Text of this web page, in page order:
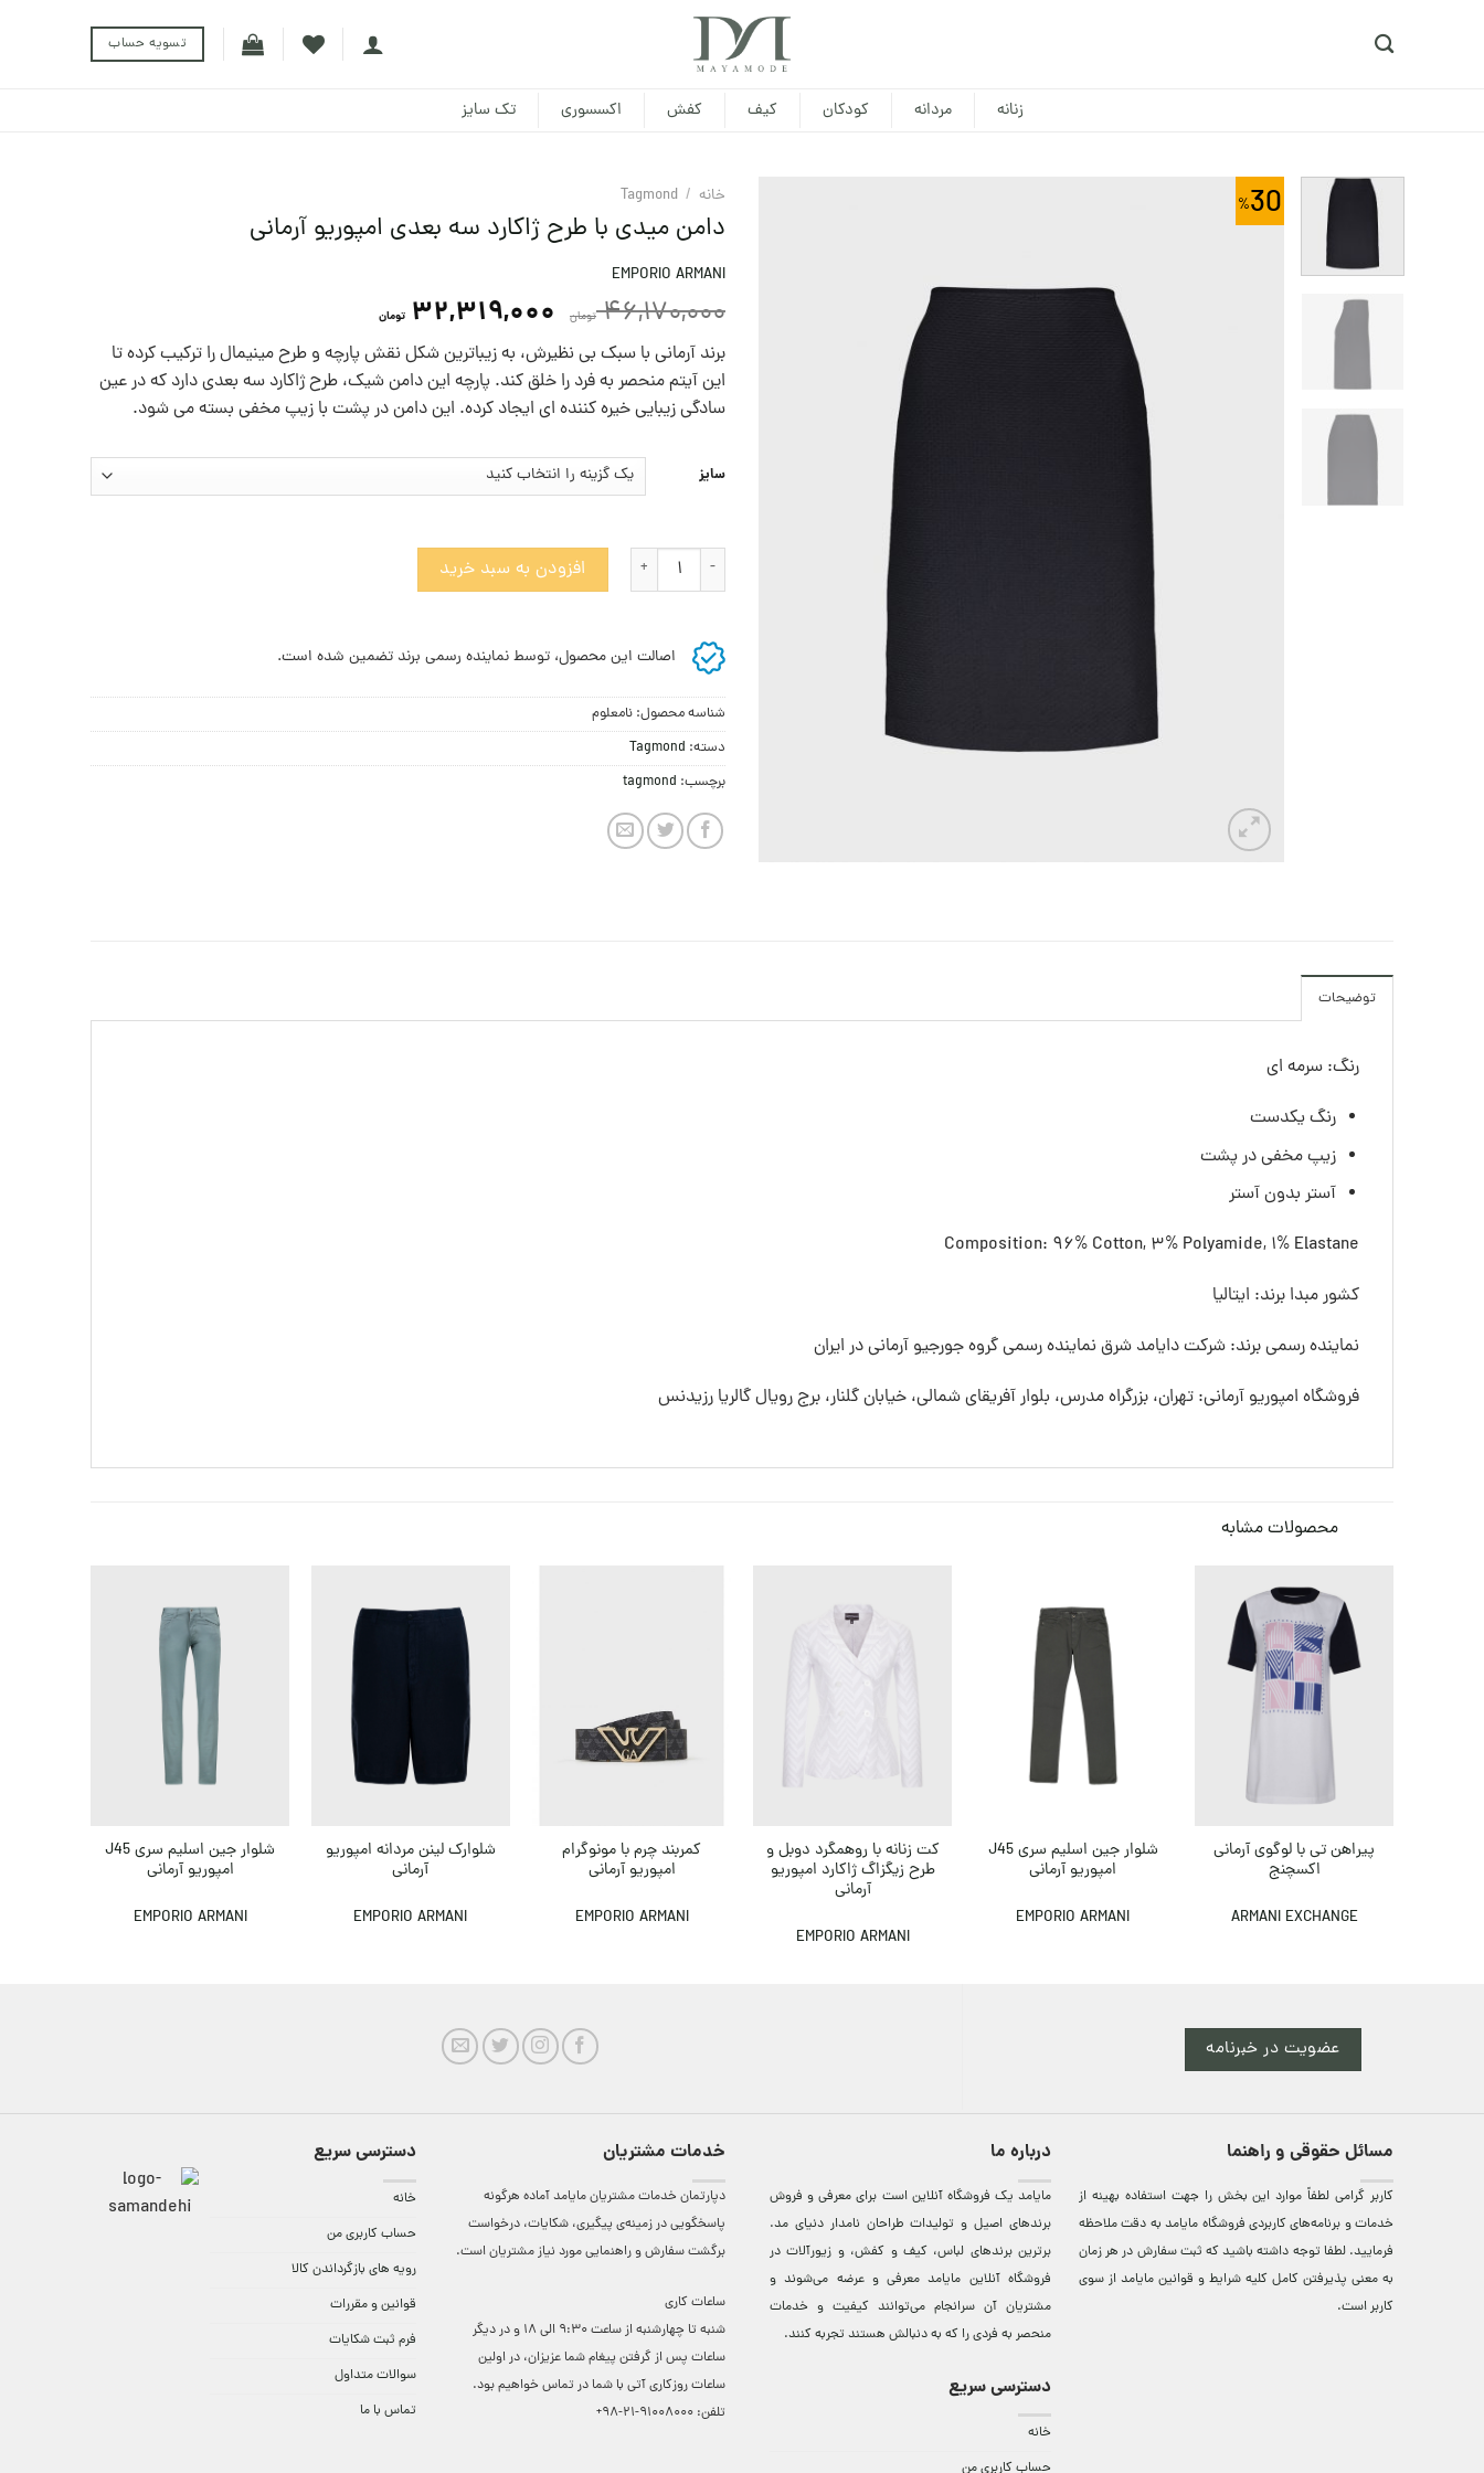
تسویه حساب
زنانه مردانه کودکان کیف کفش اکسسوری تک سایز
30 خانه /
Tagmond
دامن میدی با طرح ژاکارد سه بعدی امپوریو آرمانی
EMPORIO ARMANI
46,170,000 تومان 32,319,000 تومان
برند آرمانی با سبک بی نظیرش، به زیباترین شکل نقش پارچه و طرح مینیمال را ترکیب کرده تا
این آیتم منحصر به فرد را خلق کند. پارچه این دامن شیک، طرح ژاکارد سه بعدی دارد که در عین
سادگی زیبایی خیره کننده ای ایجاد کرده. این دامن در پشت با زیپ مخفی بسته می شود.
سایز
دامن میدی با طرح ژاکارد سه بعدی امپوریو آرمانی عدد
افزودن به سبد خرید
اصالت این محصول، توسط نماینده رسمی برند تضمین شده است.
شناسه محصول: نامعلوم
دسته: Tagmond
برچسب: tagmond
توضیحات
رنگ: سرمه ای
رنگ یکدست
زیپ مخفی در پشت
آستر بدون آستر
Composition: 96% Cotton, 3% Polyamide, 1% Elastane
کشور مبدا برند: ایتالیا
نماینده رسمی برند: شرکت دایامد شرق نماینده رسمی گروه جورجیو آرمانی در ایران
فروشگاه امپوریو آرمانی: تهران، بزرگراه مدرس، بلوار آفریقای شمالی، خیابان گلنار، برج رویال گالریا رزیدنس
محصولات مشابه
پیراهن تی با لوگوی آرمانی
اکسچنج
ARMANI EXCHANGE
شلوار جین اسلیم سری J45
امپوریو آرمانی
EMPORIO ARMANI
کت زنانه با روهمگرد دوبل و
طرح زیگزاگ ژاکارد امپوریو
آرمانی
EMPORIO ARMANI
کمربند چرم با مونوگرام
امپوریو آرمانی
EMPORIO ARMANI
شلوارک لینن مردانه امپوریو
آرمانی
EMPORIO ARMANI
شلوار جین اسلیم سری J45
امپوریو آرمانی
EMPORIO ARMANI
عضویت در خبرنامه
مسائل حقوقی و راهنما
کاربر گرامی لطفاً موارد این بخش را جهت استفاده بهینه از
خدمات و برنامه‌‏های کاربردی فروشگاه مایامد به دقت ملاحظه
فرمایید. لطفا توجه داشته باشید که ثبت سفارش در هر زمان
به معنی پذیرفتن کامل کلیه شرایط و قوانین مایامد از سوی
کاربر است.
درباره ما
مایامد يک فروشگاه آنلاين است برای معرفی و فروش
برندهای اصيل و توليدات طراحان نامدار دنيای مد.
برترين‌ برندهای لباس، کيف و کفش، و زيورآلات در
فروشگاه آنلاين مایامد معرفی و عرضه می‌شوند و
مشتريان آن سرانجام می‌توانند کيفيت و خدمات
منحصر به فردی را که به دنبالش هستند تجربه کنند.
دسترسی سریع
خانه
حساب کاربری من
خدمات مشتریان
دپارتمان خدمات مشتریان مایامد آماده هرگونه
پاسخگویی در زمینه‌ی پیگیری، شکایات، درخواست
برگشت سفارش و راهنمایی مورد نیاز مشتریان است.
ساعات کاری
شنبه تا چهارشنبه از ساعت 9:30 الی 18 و در دیگر
ساعات ‌پس از گرفتن پیغام شما عزیزان، در اولین
ساعات روزکاری آتی با شما در تماس خواهیم بود.
تلفن: 91008000-21-98+
دسترسی سریع
خانه
حساب کاربری من
رویه های بازگرداندن کالا
قوانین و مقررات
فرم ثبت شکایات
سوالات متداول
تماس با ما